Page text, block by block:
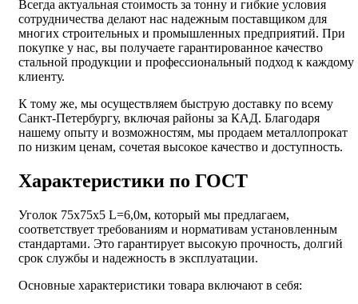
Всегда актуальная стоимость за тонну и гибкие условия
сотрудничества делают нас надежным поставщиком для
многих строительных и промышленных предприятий. При
покупке у нас, вы получаете гарантированное качество
стальной продукции и профессиональный подход к каждому
клиенту.
К тому же, мы осуществляем быструю доставку по всему
Санкт-Петербургу, включая районы за КАД. Благодаря
нашему опыту и возможностям, мы продаем металлопрокат
по низким ценам, сочетая высокое качество и доступность.
Характеристики по ГОСТ
Уголок 75х75х5 L=6,0м, который мы предлагаем,
соответствует требованиям и нормативам установленным
стандартами. Это гарантирует высокую прочность, долгий
срок службы и надежность в эксплуатации.
Основные характеристики товара включают в себя: